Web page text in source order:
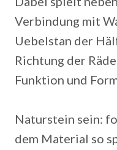
Verbindung mit
Uebelstan der
Richtung der
Funktion und
Naturstein sein:
dem Material so